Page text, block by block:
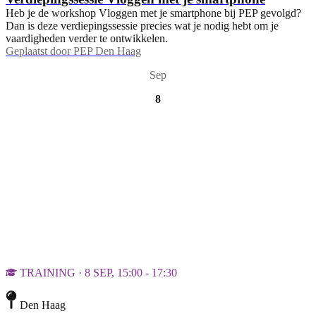
Heb je de workshop Vloggen met je smartphone bij PEP gevolgd?
Dan is deze verdiepingssessie precies wat je nodig hebt om je
vaardigheden verder te ontwikkelen.
Geplaatst door PEP Den Haag
Sep
8
TRAINING · 8 SEP, 15:00 - 17:30
Den Haag